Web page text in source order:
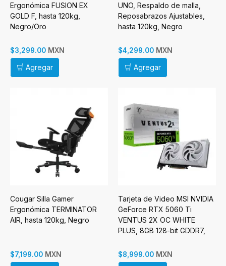
Ergonómica FUSION EX
GOLD F, hasta 120kg,
Negro/Oro
$3,299.00 MXN
Agregar
UNO, Respaldo de malla,
Reposabrazos Ajustables,
hasta 120kg, Negro
$4,299.00 MXN
Agregar
Cougar Silla Gamer
Ergonómica TERMINATOR
AIR, hasta 120kg, Negro
$7,199.00 MXN
Tarjeta de Video MSI NVIDIA
GeForce RTX 5060 Ti
VENTUS 2X OC WHITE
PLUS, 8GB 128-bit GDDR7,
$8,999.00 MXN